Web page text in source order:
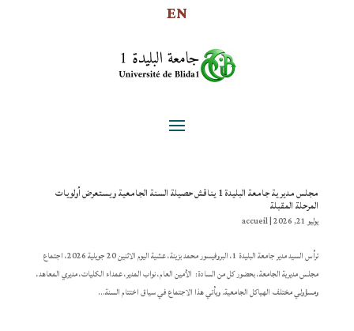
EN
مجلس مديرية جامعة البليدة 1 يناقش حصيلة السنة الجامعية ويستعرض أولويات
المرحلة المقبلة
يوليو 21, 2026 |
accueil
ترأس السيد مدير جامعة البليدة 1، البروفيسور محمد بزينة، عشية اليوم الاثنين 20 جويلية 2026، اجتماع
مجلس مديرية الجامعة، بحضور كل من السادة: الأمين العام، نواب المدير، عمداء الكليات، مديري المعاهد،
ومسؤولي مختلف الهياكل الجامعية. ويأتي هذا الاجتماع في سياق اختتام السنة...